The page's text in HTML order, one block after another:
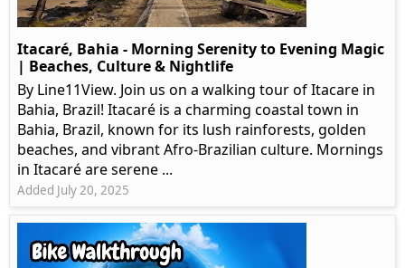
Itacaré, Bahia - Morning Serenity to Evening Magic
| Beaches, Culture & Nightlife
By Line11View. Join us on a walking tour of Itacare in
Bahia, Brazil! Itacaré is a charming coastal town in
Bahia, Brazil, known for its lush rainforests, golden
beaches, and vibrant Afro-Brazilian culture. Mornings
in Itacaré are serene ...
Added July 20, 2025